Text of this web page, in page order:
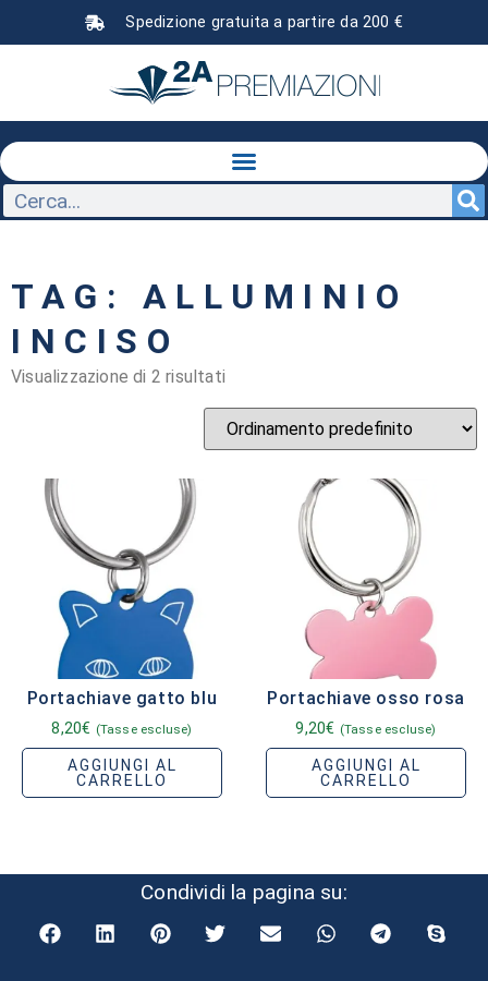
Spedizione gratuita a partire da 200 €
TAG: ALLUMINIO
INCISO
Visualizzazione di 2 risultati
Portachiave gatto blu
8,20€ (Tasse escluse)
AGGIUNGI AL
CARRELLO
Portachiave osso rosa
9,20€ (Tasse escluse)
AGGIUNGI AL
CARRELLO
Condividi la pagina su: